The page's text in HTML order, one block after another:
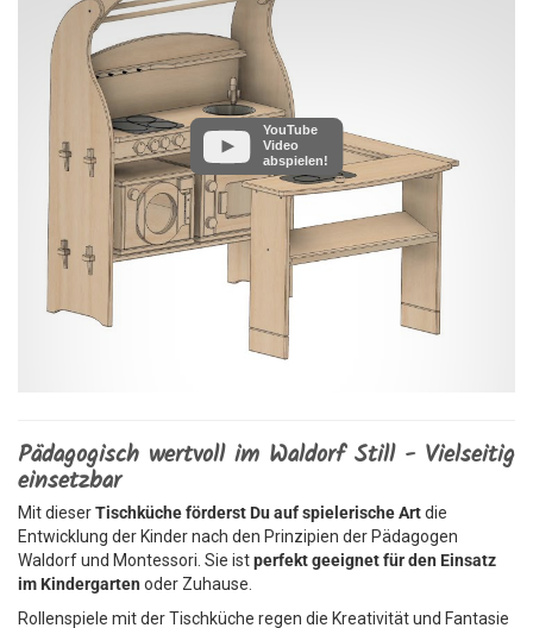
YouTube
Video
abspielen!
Pädagogisch wertvoll im Waldorf Still - Vielseitig
einsetzbar
Mit dieserTischküche förderst Du auf spielerische Artdie
Entwicklung der Kinder nach den Prinzipien der Pädagogen
Waldorf und Montessori. Sie istperfekt geeignet für den Einsatz
im Kindergarten oder Zuhause.
Rollenspiele mit der Tischküche regen die Kreativität und Fantasie